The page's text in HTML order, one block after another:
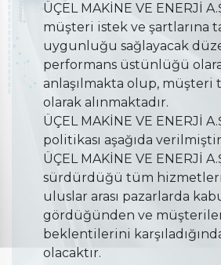
ÜÇEL MAKİNE VE ENERJİ
müşteri istek ve şartlarına
uygunluğu sağlayacak
performans üstünlüğü
anlaşılmakta olup, müşteri
olarak alınmaktadır.
ÜÇEL MAKİNE VE ENERJİ
politikası aşağıda
ÜÇEL MAKİNE VE ENERJİ
sürdürdüğü tüm
uluslar arası pazarlarda
gördüğünden ve
beklentilerini
olacaktır.